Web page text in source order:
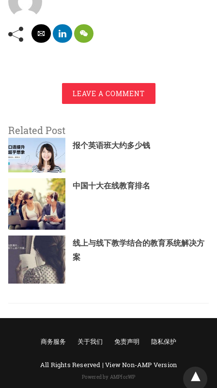
LEAVE A COMMENT
Related Post
报个英语班大约多少钱
中国十大在线教育排名
线上与线下教学结合的教育系统解决方
案
商务服务 关于我们 免责声明 隐私保护
All Rights Reserved |View Non-AMP Version
Powered by AMPforWP